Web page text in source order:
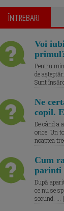
ÎNTREBARI
Voi
Pentru
de
Sunt
Ne
copil.
De când a
orice. Un
noaptea
Cum
parinti
După
ce nu se
secund. ... |